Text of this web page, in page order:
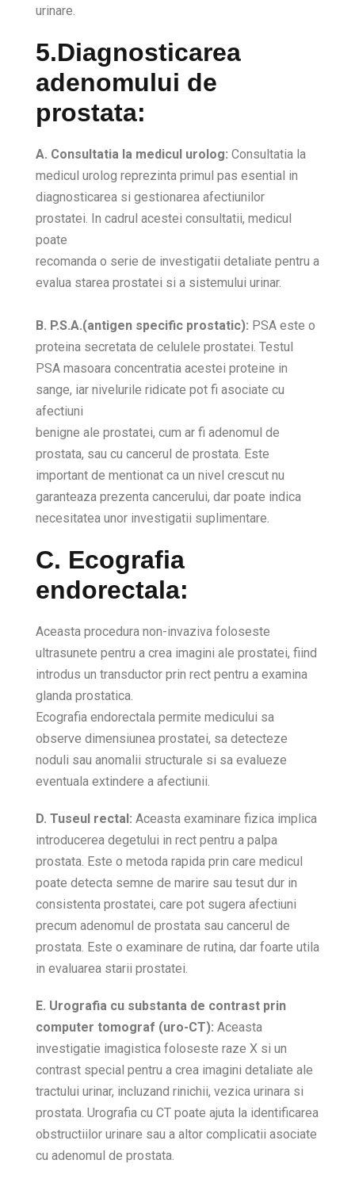
urinare.
5.Diagnosticarea
adenomului de
prostata:
A. Consultatia la medicul urolog: Consultatia la
medicul urolog reprezinta primul pas esential in
diagnosticarea si gestionarea afectiunilor
prostatei. In cadrul acestei consultatii, medicul
poate
recomanda o serie de investigatii detaliate pentru a
evalua starea prostatei si a sistemului urinar.
B. P.S.A.(antigen specific prostatic): PSA este o
proteina secretata de celulele prostatei. Testul
PSA masoara concentratia acestei proteine in
sange, iar nivelurile ridicate pot fi asociate cu
afectiuni
benigne ale prostatei, cum ar fi adenomul de
prostata, sau cu cancerul de prostata. Este
important de mentionat ca un nivel crescut nu
garanteaza prezenta cancerului, dar poate indica
necesitatea unor investigatii suplimentare.
C. Ecografia
endorectala:
Aceasta procedura non-invaziva foloseste
ultrasunete pentru a crea imagini ale prostatei, fiind
introdus un transductor prin rect pentru a examina
glanda prostatica.
Ecografia endorectala permite medicului sa
observe dimensiunea prostatei, sa detecteze
noduli sau anomalii structurale si sa evalueze
eventuala extindere a afectiunii.
D. Tuseul rectal: Aceasta examinare fizica implica
introducerea degetului in rect pentru a palpa
prostata. Este o metoda rapida prin care medicul
poate detecta semne de marire sau tesut dur in
consistenta prostatei, care pot sugera afectiuni
precum adenomul de prostata sau cancerul de
prostata. Este o examinare de rutina, dar foarte utila
in evaluarea starii prostatei.
E. Urografia cu substanta de contrast prin
computer tomograf (uro-CT): Aceasta
investigatie imagistica foloseste raze X si un
contrast special pentru a crea imagini detaliate ale
tractului urinar, incluzand rinichii, vezica urinara si
prostata. Urografia cu CT poate ajuta la identificarea
obstructiilor urinare sau a altor complicatii asociate
cu adenomul de prostata.